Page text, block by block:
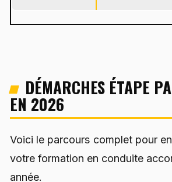
DÉMARCHES ÉTAPE
EN 2026
Voici le parcours complet pour
votre formation en conduite
année.